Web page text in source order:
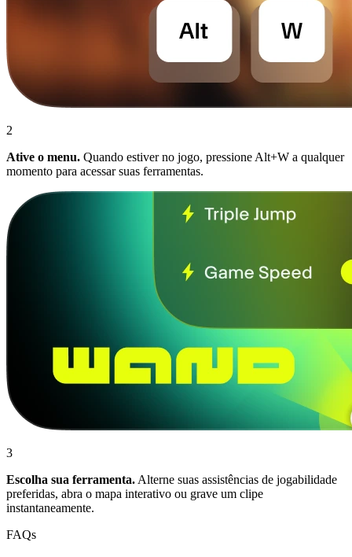
2
Ative o menu. Quando estiver no jogo, pressione Alt+W a qualquer
momento para acessar suas ferramentas.
3
Escolha sua ferramenta. Alterne suas assistências de jogabilidade
preferidas, abra o mapa interativo ou grave um clipe
instantaneamente.
FAQs